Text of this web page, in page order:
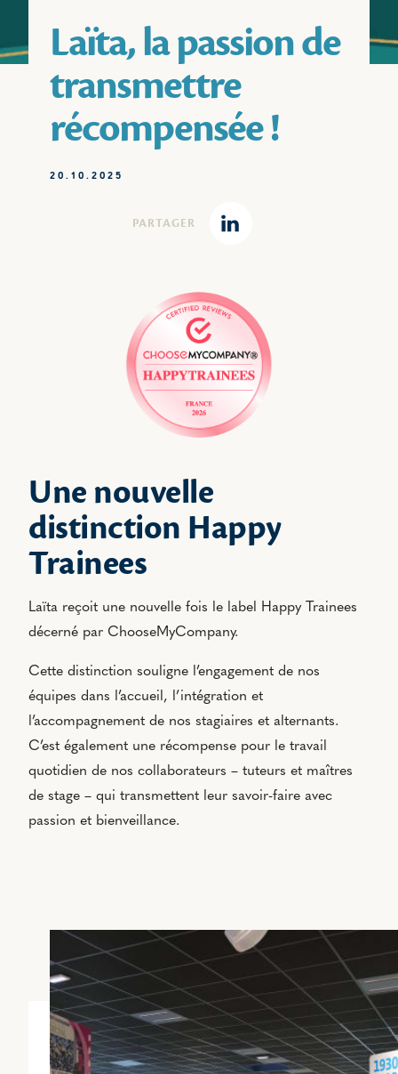
Laïta, la passion de
transmettre
récompensée !
20.10.2025
PARTAGER
Linkedin
Une nouvelle
distinction Happy
Trainees
Laïta reçoit une nouvelle fois le label Happy Trainees
décerné par ChooseMyCompany.
Cette distinction souligne l’engagement de nos
équipes dans l’accueil, l’intégration et
l’accompagnement de nos stagiaires et alternants.
C’est également une récompense pour le travail
quotidien de nos collaborateurs – tuteurs et maîtres
de stage – qui transmettent leur savoir-faire avec
passion et bienveillance.